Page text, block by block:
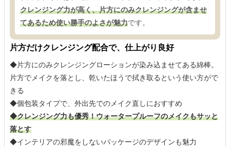
クレンジング力が高く、片方にのみクレンジングが含ませ
てあるため使い勝手のよさが魅力です。
片方だけクレンジング配合で、仕上がり良好
◆片方にのみクレンジングローションが染み込ませてある綿棒。
片方でメイクを落とし、乾いたほうで拭き取るという使い方がで
きる
◆個包装タイプで、外出先でのメイク直しにおすすめ
◆クレンジング力も優秀！ウォータープルーフのメイクもサッと
落とす
◆インテリアの邪魔をしないパッケージのデザインも魅力